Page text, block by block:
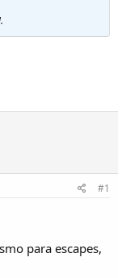
#1
para escapes,